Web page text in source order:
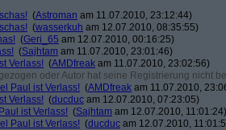
(Astroman am 11.07.2010, 23:12:44)
(wasserkuh am 12.07.2010, 08:35:55)
(Geri_65 am 12.07.2010, 00:16:25)
(Sajhtam am 11.07.2010, 23:01:46)
Verlass! (AMDfreak am 11.07.2010, 23:02:56)
oder Autor hat seine Registrierung nicht
Paul ist Verlass! (AMDfreak am 11.07.2010,
Verlass! (ducduc am 12.07.2010, 07:23:05)
ist Verlass! (Sajhtam am 12.07.2010, 11:01:24)
Paul ist Verlass! (ducduc am 12.07.2010,